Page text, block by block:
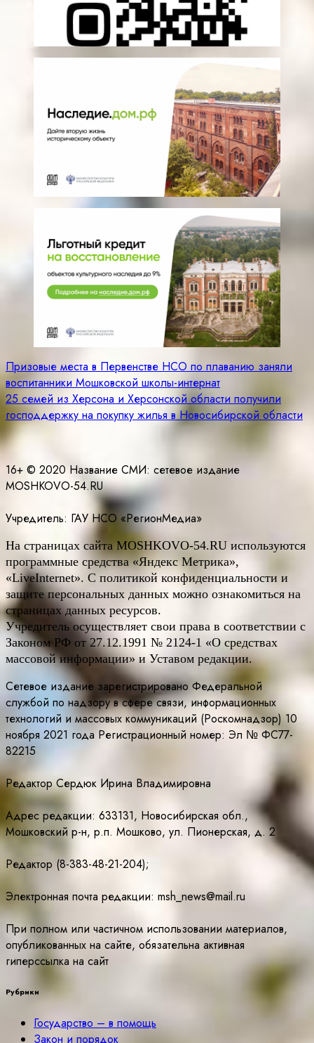
Навигация
по
записям
Призовые места в Первенстве НСО по плаванию заняли
воспитанники Мошковской школы-интернат
25 семей из Херсона и Херсонской области получили
господдержку на покупку жилья в Новосибирской области
16+ © 2020 Название СМИ: cетевое издание
MOSHKOVO-54.RU
Учредитель: ГАУ НСО «РегионМедиа»
На страницах сайтаMOSHKOVO-54.RU используются
программные средства «Яндекс Метрика»,
«LiveInternet». С политикой конфиденциальности и
защите персональных данных можно ознакомиться на
страницах данных ресурсов.
Учредитель осуществляет свои права в соответствии с
Законом РФ от 27.12.1991 № 2124-1 «О средствах
массовой информации» и Уставом редакции.
Сетевое издание зарегистрировано Федеральной
службой по надзору в сфере связи, информационных
технологий и массовых коммуникаций (Роскомнадзор) 10
ноября 2021 года Регистрационный номер: Эл № ФС77-
82215
Редактор Сердюк Ирина Владимировна
Адрес редакции: 633131, Новосибирская обл.,
Мошковский р-н, р.п. Мошково, ул. Пионерская, д. 2
Редактор (8-383-48-21-204);
Электронная почта редакции: msh_news@mail.ru
При полном или частичном использовании материалов,
опубликованных на сайте, обязательна активная
гиперссылка на сайт
Рубрики
Государство – в помощь
Закон и порядок